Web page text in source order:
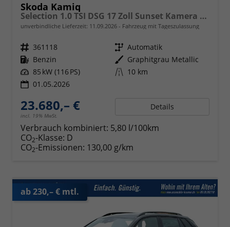
Skoda Kamiq
Selection 1.0 TSI DSG 17 Zoll Sunset Kamera PDC v+h
unverbindliche Lieferzeit: 11.09.2026 Fahrzeug mit Tageszulassung
Fahrzeugnr. 361118 Getriebe Automatik
Kraftstoff Benzin Außenfarbe Graphitgrau Metallic
Leistung 85 kW (116 PS) Kilometerstand 10 km
01.05.2026
23.680,– €
incl. 19% MwSt.
Details
Verbrauch kombiniert: 5,80 l/100km
CO2-Klasse: D
CO2-Emissionen: 130,00 g/km
ab 230,– € mtl.